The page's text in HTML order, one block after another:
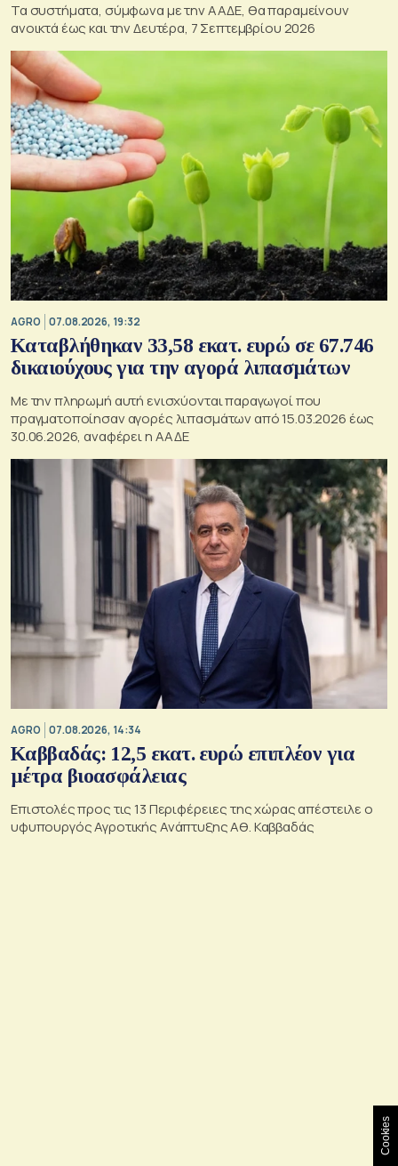
Τα συστήματα, σύμφωνα με την ΑΑΔΕ, θα παραμείνουν
ανοικτά έως και την Δευτέρα, 7 Σεπτεμβρίου 2026
AGRO 07.08.2026, 19:32
Καταβλήθηκαν 33,58 εκατ. ευρώ σε 67.746
δικαιούχους για την αγορά λιπασμάτων
Με την πληρωμή αυτή ενισχύονται παραγωγοί που
πραγματοποίησαν αγορές λιπασμάτων από 15.03.2026 έως
30.06.2026, αναφέρει η ΑΑΔΕ
AGRO 07.08.2026, 14:34
Καββαδάς: 12,5 εκατ. ευρώ επιπλέον για
μέτρα βιοασφάλειας
Επιστολές προς τις 13 Περιφέρειες της χώρας απέστειλε ο
υφυπουργός Αγροτικής Ανάπτυξης Αθ. Καββαδάς
Cookies